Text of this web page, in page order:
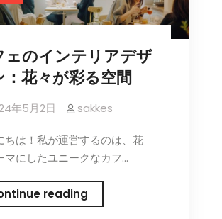
ェのインテリアデザ
：花々が彩る空間
年5月2日 sakkes
ちは！私が運営するのは、花
マにしたユニークなカフ…
readingカ
フ